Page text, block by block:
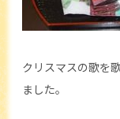
クリスマスの歌を
ました。